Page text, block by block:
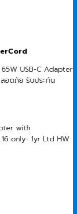
USB-C Adapter
อดภัย รับประกัน
with
only- 1yr Ltd HW